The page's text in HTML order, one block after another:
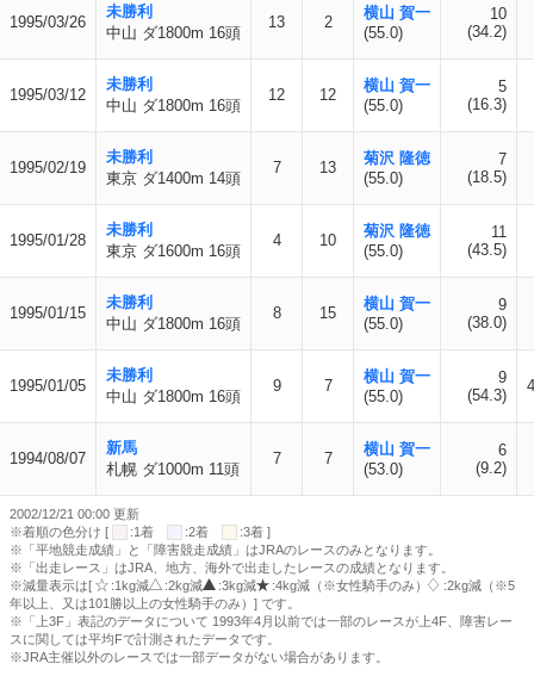
1995/03/26
未勝利
中山 ダ1800m 16頭
13 2
横山 賀一
(55.0)
10
(34.2)
1995/03/12
未勝利
中山 ダ1800m 16頭
12 12
横山 賀一
(55.0)
5
(16.3)
1995/02/19
未勝利
東京 ダ1400m 14頭
7 13
菊沢 隆徳
(55.0)
7
(18.5)
1995/01/28
未勝利
東京 ダ1600m 16頭
4 10
菊沢 隆徳
(55.0)
11
(43.5)
1995/01/15
未勝利
中山 ダ1800m 16頭
8 15
横山 賀一
(55.0)
9
(38.0)
1995/01/05
未勝利
中山 ダ1800m 16頭
9 7
横山 賀一
(55.0)
9
(54.3)
1994/08/07
新馬
札幌 ダ1000m 11頭
7 7
横山 賀一
(53.0)
6
(9.2)
2002/12/21 00:00 更新
※着順の色分け [
:1着 :2着
:3着 ]
※「平地競走成績」と「障害競走成績」はJRAのレースのみとなります。
※「出走レース」はJRA、地方、海外で出走したレースの成績となります。
※減量表示は[
:1kg減 :2kg減 :3kg減 :4kg減（※女性騎手のみ）
:2kg減（※5
年以上、又は101勝以上の女性騎手のみ）] です。
※「上3F」表記のデータについて 1993年4月以前では一部のレースが上4F、障害レー
スに関しては平均Fで計測されたデータです。
※JRA主催以外のレースでは一部データがない場合があります。